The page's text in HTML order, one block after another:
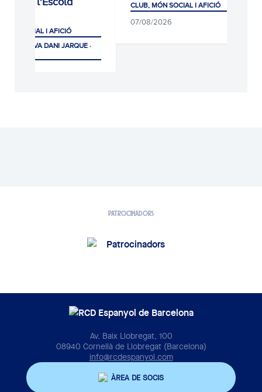
CLUB, MÓN SOCIAL I AFICIÓ
PRIMER EQUIP
PATROCINADORS
Av. Baix Llobregat, 100
08940 Cornellà de Llobregat (Barcelona)
info@rcdespanyol.com
ÀREA DE SOCIS